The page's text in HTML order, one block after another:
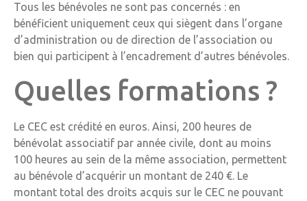
Tous les bénévoles ne sont pas concernés : en
bénéficient uniquement ceux qui siègent dans l’organe
d’administration ou de direction de l’association ou
bien qui participent à l’encadrement d’autres bénévoles.
Quelles formations ?
Le CEC est crédité en euros. Ainsi, 200 heures de
bénévolat associatif par année civile, dont au moins
100 heures au sein de la même association, permettent
au bénévole d’acquérir un montant de 240 €. Le
montant total des droits acquis sur le CEC ne pouvant